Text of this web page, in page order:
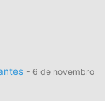
6 de novembro